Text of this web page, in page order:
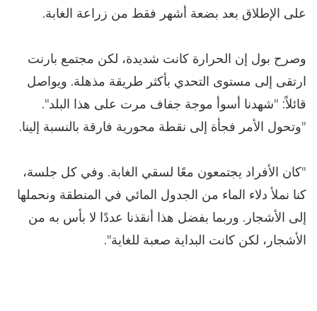
على الإطلاق بعد بضعة أشهر فقط من زراعة الغابة.
وصرح بول إن الحرارة كانت شديدة، لكن مجتمع بارنت
ارتقى إلى مستوى التحدي بأكثر طريقة مذهلة. ويواصل
قائلاً: "شهدنا أسوأ موجة جفاف مرت على هذا البلد".
"وتحول الأمر فجأة إلى نقطة محورية فارقة بالنسبة إلينا.
"كان الأفراد يجتمعون معًا لسقي الغابة. وفي كل جلسة،
كنا نملأ دلاء الماء من الجدول المائي في المنطقة ونحملها
إلى الأشجار. وربما بفضل هذا أنقذنا عددًا لا بأس به من
الأشجار، لكن كانت البداية صعبة للغاية".